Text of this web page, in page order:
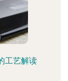
工艺解读